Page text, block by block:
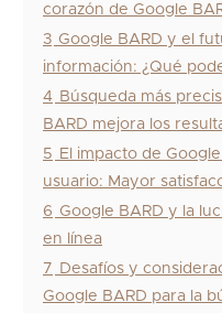
corazón de Google
3 Google BARD y el
información: ¿Qué
4 Búsqueda más
BARD mejora los
5
El impacto de
usuario: Mayor
6 Google BARD y la
en línea
7
Desafíos y
Google BARD para la